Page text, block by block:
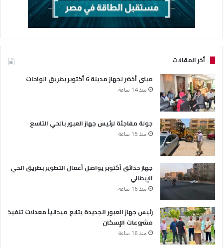
أخر المقالات
مبنى أخضر لجهاز مدينة 6 أكتوبر بطريق الواحات
منذ 14 ساعة
جولة مفاجئة لرئيس جهاز العبور بالحي التاسع
منذ 15 ساعة
جهاز حدائق أكتوبر يواصل أعمال التطوير بطريق الحي
الإيطالي
منذ 16 ساعة
رئيس جهاز العبور الجديدة يتابع ميدانياً معدلات تنفيذ
مشروعات الإسكان
منذ 16 ساعة